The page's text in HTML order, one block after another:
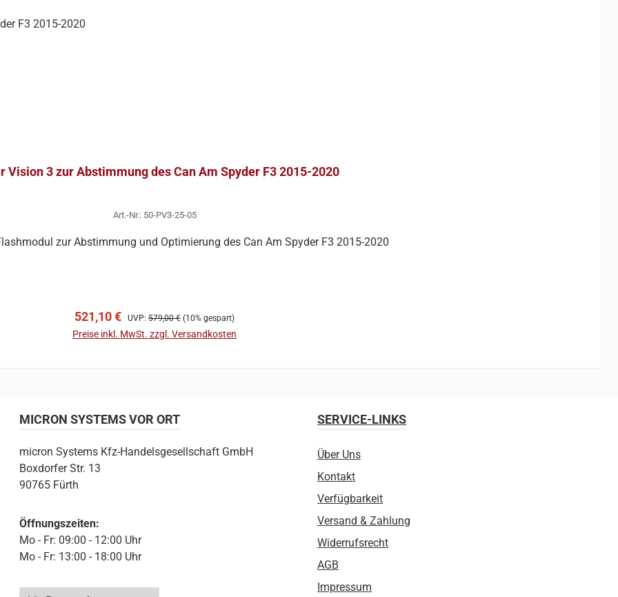
Vision 3 zur Abstimmung des Can Am Spyder F3 2015-2020
Art.-Nr.: 50-PV3-25-05
zur Abstimmung und Optimierung des Can Am Spyder F3 2015-2020
Verkaufspreis:
521,10 € Regulärer Preis:
UVP: 579,00 € (10% gespart)
Preise inkl. MwSt. zzgl. Versandkosten
MICRON SYSTEMS VOR ORT
micron Systems Kfz-Handelsgesellschaft GmbH
Boxdorfer Str. 13
90765 Fürth
Öffnungszeiten:
Mo - Fr: 09:00 - 12:00 Uhr
Mo - Fr: 13:00 - 18:00 Uhr
SERVICE-LINKS
Über Uns
Kontakt
Verfügbarkeit
Versand & Zahlung
Widerrufsrecht
AGB
Impressum